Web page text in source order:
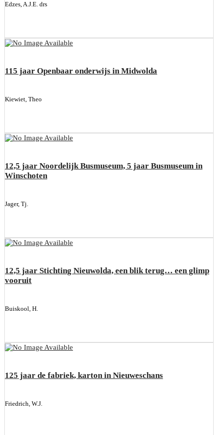
Edzes, A.J.E. drs
115 jaar Openbaar onderwijs in Midwolda
Kiewiet, Theo
12,5 jaar Noordelijk Busmuseum, 5 jaar Busmuseum in
Winschoten
Jager, Tj.
12,5 jaar Stichting Nieuwolda, een blik terug… een glimp
vooruit
Buiskool, H.
125 jaar de fabriek, karton in Nieuweschans
Friedrich, W.J.